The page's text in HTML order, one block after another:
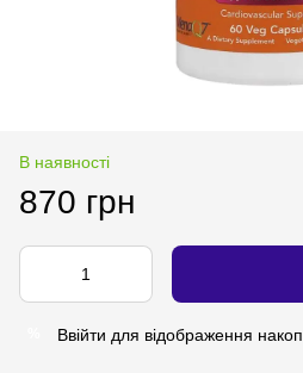
В наявності
870 грн
Ввійти для відображення